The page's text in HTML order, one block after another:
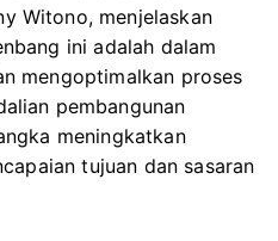
Witono, menjelaskan
ini adalah dalam
mengoptimalkan proses
pembangunan
meningkatkan
tujuan dan sasaran